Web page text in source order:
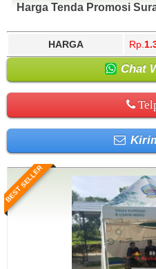
Harga Tenda Promosi
HARGA Rp.
Chat
BEST SELLER